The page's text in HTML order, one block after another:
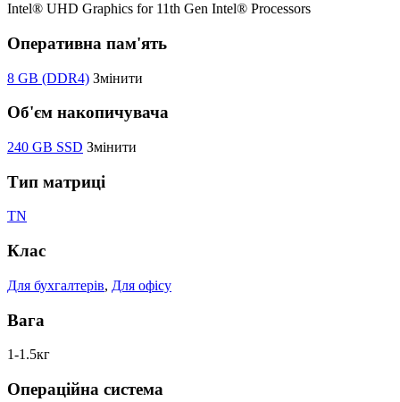
Intel® UHD Graphics for 11th Gen Intel® Processors
Оперативна пам'ять
8 GB (DDR4) Змінити
Об'єм накопичувача
240 GB SSD Змінити
Тип матриці
TN
Клас
Для бухгалтерів, Для офісу
Вага
1-1.5кг
Операційна система